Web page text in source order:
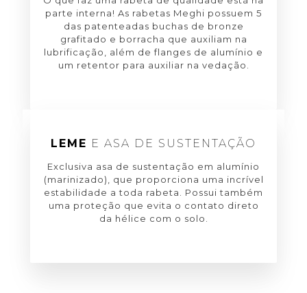
parte interna! As rabetas Meghi possuem 5
das patenteadas buchas de bronze
grafitado e borracha que auxiliam na
lubrificação, além de flanges de alumínio e
um retentor para auxiliar na vedação.
LEME E ASA DE SUSTENTAÇÃO
Exclusiva asa de sustentação em alumínio
(marinizado), que proporciona uma incrível
estabilidade a toda rabeta. Possui também
uma proteção que evita o contato direto
da hélice com o solo.